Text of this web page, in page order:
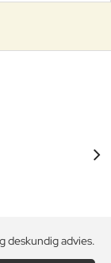
deskundig advies.